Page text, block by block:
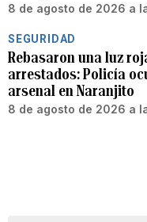
8 de agosto de 2026 a
SEGURIDAD
Rebasaron una luz
arrestados: Policía
arsenal en Naranjito
8 de agosto de 2026 a